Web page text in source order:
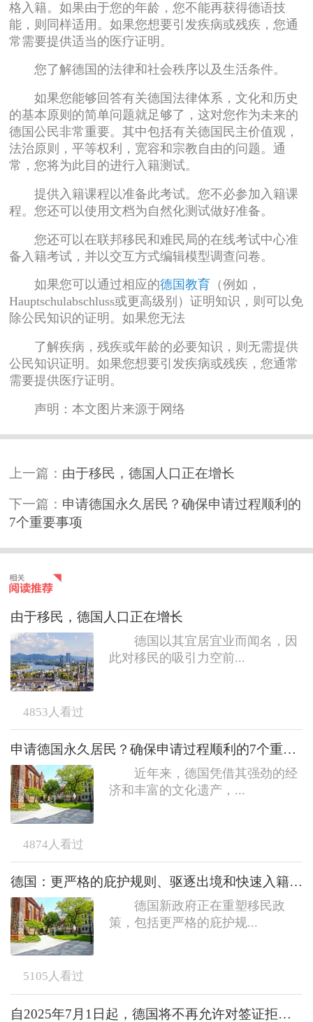
格入籍。如果由于您的年龄，您不能再获得德语技
能，则同样适用。如果您想要引发疾病或残疾，您通
常需要提供适当的医疗证明。
您了解德国的法律和社会秩序以及生活条件。
如果您能够回答有关德国法律体系，文化和历史
的基本原则的简单问题就足够了，这对您作为未来的
德国公民非常重要。其中包括有关德国民主价值观，
法治原则，平等权利，宽容和宗教自由的问题。通
常，您将为此目的进行入籍测试。
提供入籍课程以准备此考试。您不必参加入籍课
程。您还可以使用文档为自然化测试做好准备。
您还可以在联邦移民和难民局的在线考试中心准
备入籍考试，并以交互方式编辑模型调查问卷。
如果您可以通过相应的德国教育 （例如，
Hauptschulabschluss或更高级别）证明知识，则可以免
除公民知识的证明。如果您无法
了解疾病，残疾或年龄的必要知识，则无需提供
公民知识证明。如果您想要引发疾病或残疾，您通常
需要提供医疗证明。
声明：本文图片来源于网络
上一篇： 由于移民，德国人口正在增长
下一篇： 申请德国永久居民？确保申请过程顺利的
7个重要事项
由于移民，德国人口正在增长
德国以其宜居宜业而闻名，因
此对移民的吸引力空前...
4853 人看过
申请德国永久居民？确保申请过程顺利的7个重要事项
近年来，德国凭借其强劲的经
济和丰富的文化遗产，...
4874 人看过
德国：更严格的庇护规则、驱逐出境和快速入籍政策的取消
德国新政府正在重塑移民政
策，包括更严格的庇护规...
5105 人看过
自2025年7月1日起，德国将不再允许对签证拒签提出行政上诉